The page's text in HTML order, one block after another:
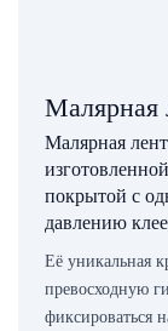
Малярная
Малярная
покрытой с
давлению
Её уникальная
превосходную
фиксироваться